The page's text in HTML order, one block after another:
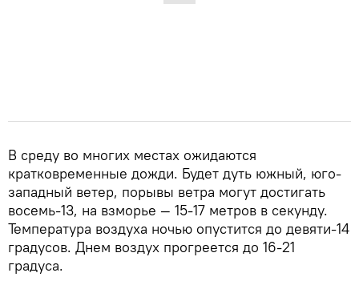
В среду во многих местах ожидаются
кратковременные дожди. Будет дуть южный, юго-
западный ветер, порывы ветра могут достигать
восемь-13, на взморье — 15-17 метров в секунду.
Температура воздуха ночью опустится до девяти-14
градусов. Днем воздух прогреется до 16-21
градуса.